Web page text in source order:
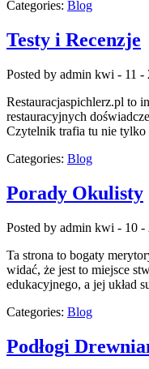
Categories: Blog
Testy i Recenzje
Posted by admin kwi - 11 -
Restauracjaspichlerz.pl to
restauracyjnych
Czytelnik trafia tu nie tylko
Categories: Blog
Porady Okulisty
Posted by admin kwi - 10 -
Ta strona to bogaty
widać, że jest to miejsce
edukacyjnego, a jej układ
Categories: Blog
Podłogi